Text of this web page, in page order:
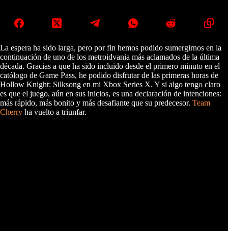
La espera ha sido larga, pero por fin hemos podido sumergirnos en la
continuación de uno de los metroidvania más aclamados de la última
década. Gracias a que ha sido incluido desde el primero minuto en el
católogo de Game Pass, he podido disfrutar de las primeras horas de
Hollow Knight: Silksong en mi Xbox Series X. Y si algo tengo claro
es que el juego, aún en sus inicios, es una declaración de intenciones:
más rápido, más bonito y más desafiante que su predecesor. Team
Cherry ha vuelto a triunfar.